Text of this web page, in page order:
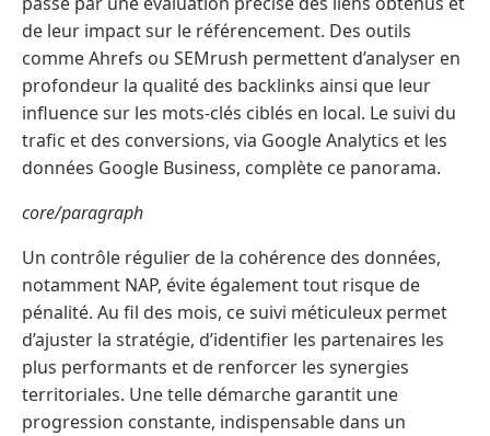
de leur impact sur le référencement. Des outils
comme Ahrefs ou SEMrush permettent d’analyser en
profondeur la qualité des backlinks ainsi que leur
influence sur les mots-clés ciblés en local. Le suivi du
trafic et des conversions, via Google Analytics et les
données Google Business, complète ce panorama.
core/paragraph
Un contrôle régulier de la cohérence des données,
notamment NAP, évite également tout risque de
pénalité. Au fil des mois, ce suivi méticuleux permet
d’ajuster la stratégie, d’identifier les partenaires les
plus performants et de renforcer les synergies
territoriales. Une telle démarche garantit une
progression constante, indispensable dans un